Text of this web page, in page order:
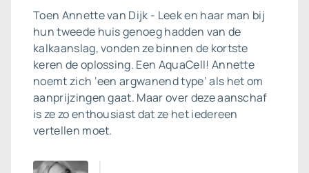
Toen Annette van Dijk - Leek en haar man bij
hun tweede huis genoeg hadden van de
kalkaanslag, vonden ze binnen de kortste
keren de oplossing. Een AquaCell! Annette
noemt zich ‘een argwanend type’ als het om
aanprijzingen gaat. Maar over deze aanschaf
is ze zo enthousiast dat ze het iedereen
vertellen moet.